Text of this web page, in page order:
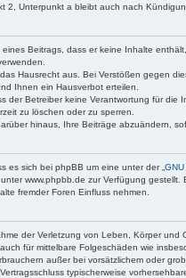
2, Unterpunkt a bleibt auch nach
eines Beitrags, dass er keine Inhalte
Hausrecht aus. Bei Verstößen gegen
Ihnen ein Hausverbot erteilen.
der Betreiber keine Verantwortung für
zu löschen oder zu sperren.
hinaus, Ihre Beiträge abzuändern,
es sich bei phpBB um eine unter der „
www.phpbb.de zur Verfügung
fremder Foren Einfluss nehmen.
der Verletzung von Leben, Körper
für mittelbare Folgeschäden wie
außer bei vorsätzlichem oder
typischerweise